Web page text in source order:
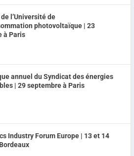
l’Université de
photovoltaïque | 23
à Paris
annuel du Syndicat des énergies
| 29 septembre à Paris
Industry Forum Europe | 13 et 14